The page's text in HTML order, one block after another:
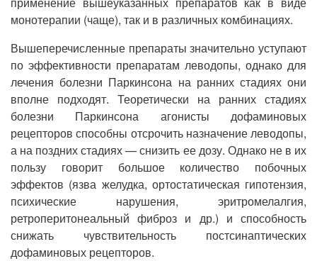
монотерапии (чаще), так и в различных комбинациях.
Вышеперечисленные препараты значительно уступают
по эффективности препаратам леводопы, однако для
лечения болезни Паркинсона на ранних стадиях они
вполне подходят. Теоретически на ранних стадиях
болезни Паркинсона агонисты дофаминовых
рецепторов способны отсрочить назначение леводопы,
а на поздних стадиях — снизить ее дозу. Однако не в их
пользу говорит большое количество побочных
эффектов (язва желудка, ортостатическая гипотензия,
психические нарушения, эритромелалгия,
ретроперитонеальный фиброз и др.) и способность
снижать чувствительность постсинаптических
дофаминовых рецепторов.